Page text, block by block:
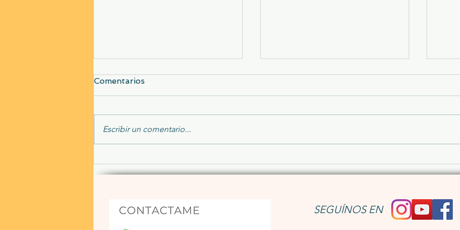
Maestros en el amor
amistad…
Comentarios
Escribir un comentario...
SEGUÍNOS EN